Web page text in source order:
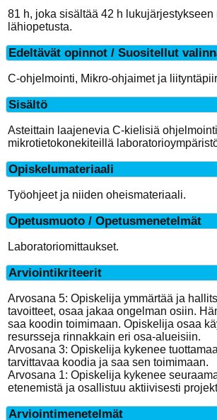
81 h, joka sisältää 42 h lukujärjestykseen
lähiopetusta.
Edeltävät opinnot / Suositellut
C-ohjelmointi, Mikro-ohjaimet ja
Sisältö
Asteittain laajenevia C-kielisiä
mikrotietokonekiteillä
Opiskelumateriaali
Työohjeet ja niiden oheismateriaali.
Opetusmuoto / Opetusmenetelmät
Laboratoriomittaukset.
Arviointikriteerit
Arvosana 5: Opiskelija ymmärtää ja
tavoitteet, osaa jakaa ongelman osiin.
saa koodin toimimaan. Opiskelija osaa
resursseja rinnakkain eri osa-alueisiin.
Arvosana 3: Opiskelija kykenee
tarvittavaa koodia ja saa sen toimimaan.
Arvosana 1: Opiskelija kykenee
etenemistä ja osallistuu aktiivisesti
Arviointimenetelmät